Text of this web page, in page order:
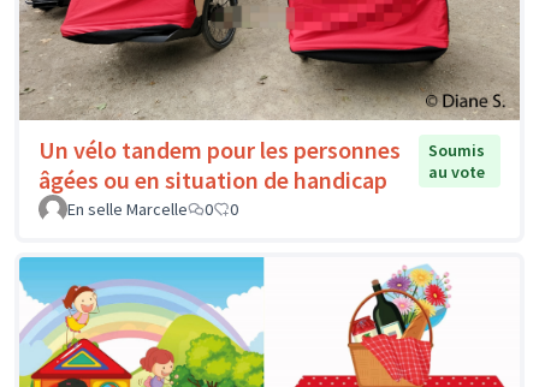
Un vélo tandem pour les personnes
âgées ou en situation de handicap
Soumis
au vote
En selle Marcelle
0 0